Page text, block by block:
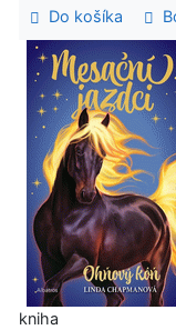
Do košíka
kniha